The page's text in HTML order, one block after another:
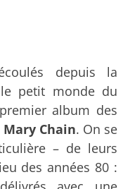
depuis la
petit monde du
album des
Mary Chain. On se
– de leurs
des années 80 :